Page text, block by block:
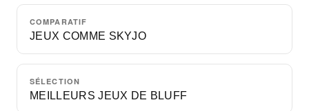
COMPARATIF
JEUX COMME SKYJO
SÉLECTION
MEILLEURS JEUX DE BLUFF